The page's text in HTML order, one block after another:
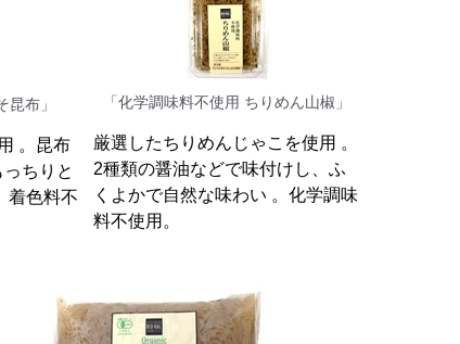
昆布」
。昆布
ちりと
着色料不
「化学調味料不使用 ちりめん山椒」
厳選したちりめんじゃこを使用 。
2種類の醤油などで味付けし、ふ
くよかで自然な味わい 。化学調味
料不使用。